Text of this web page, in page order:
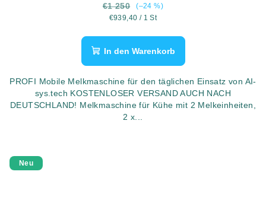
€1 250
(–24 %)
Verkaufspreis:
€939,40 / 1 St
In den Warenkorb
PROFI Mobile Melkmaschine für den täglichen Einsatz von AI-
sys.tech KOSTENLOSER VERSAND AUCH NACH
DEUTSCHLAND! Melkmaschine für Kühe mit 2 Melkeinheiten,
2 x...
Neu